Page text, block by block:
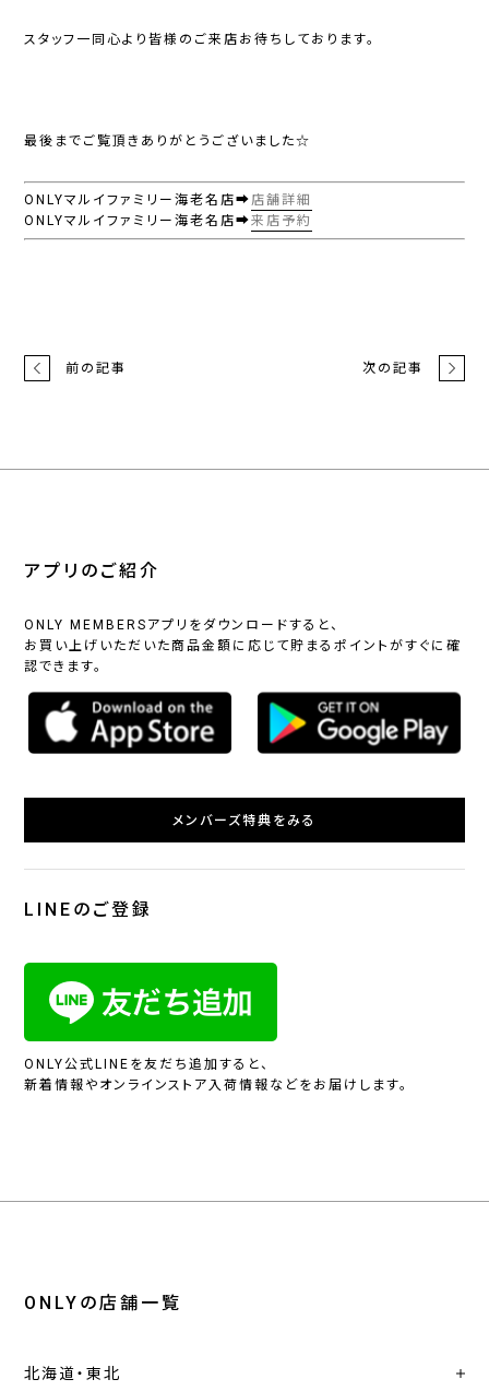
スタッフ一同心より皆様のご来店お待ちしております。
最後までご覧頂きありがとうございました☆
ONLYマルイファミリー海老名店➡ 店舗詳細
ONLYマルイファミリー海老名店➡来店予約
前の記事 次の記事
アプリのご紹介
ONLY MEMBERSアプリをダウンロードすると、
お買い上げいただいた商品金額に応じて貯まるポイントがすぐに確
認できます。
メンバーズ特典をみる
LINEのご登録
ONLY公式LINEを友だち追加すると、
新着情報やオンラインストア入荷情報などをお届けします。
ONLYの店舗一覧
北海道・東北